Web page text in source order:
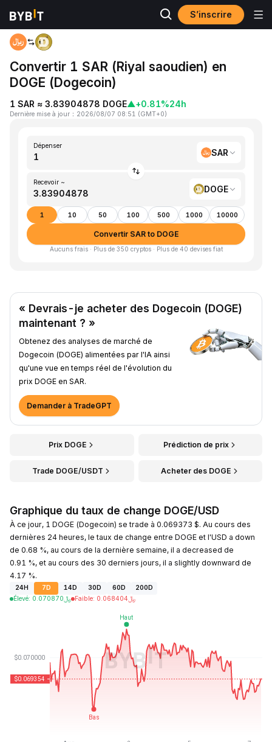
S’inscrire
Accueil
Convertir 1 SAR (Riyal saoudien) en
DOGE (Dogecoin)
1 SAR ≈ 3.83904878 DOGE▲+0.81%24h
Dernière mise à jour ： 2026/08/07 08:51 (GMT+0)
Dépenser
SAR
Recevoir ~
DOGE
1 10 50 100 500 1000 10000
Convertir SAR to DOGE
Aucuns frais · Plus de 350 cryptos · Plus de 40 devises fiat
« Devrais-je acheter des Dogecoin (DOGE)
maintenant ? »
Obtenez des analyses de marché de
Dogecoin (DOGE) alimentées par l'IA ainsi
qu'une vue en temps réel de l'évolution du
prix DOGE en SAR.
Demander à TradeGPT
Prix DOGE Prédiction de prix
Trade DOGE/USDT Acheter des DOGE
Graphique du taux de change DOGE/USD
À ce jour, 1 DOGE (Dogecoin) se trade à 0.069373 $. Au cours des
dernières 24 heures, le taux de change entre DOGE et l'USD a down
de 0.68 %, au cours de la dernière semaine, il a decreased de
0.91 %, et au cours des 30 derniers jours, il a slightly downward de
4.17 %.
24H 7D 14D 30D 60D
200D
Élevé: ﷼0.070870 Faible: ﷼ 0.068404
Dernière mise à jour : 2026-08-07, 08:51 GMT+0